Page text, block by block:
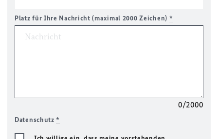
Platz für Ihre Nachricht (maximal 2000 Zeichen) *
0/2000
Datenschutz*